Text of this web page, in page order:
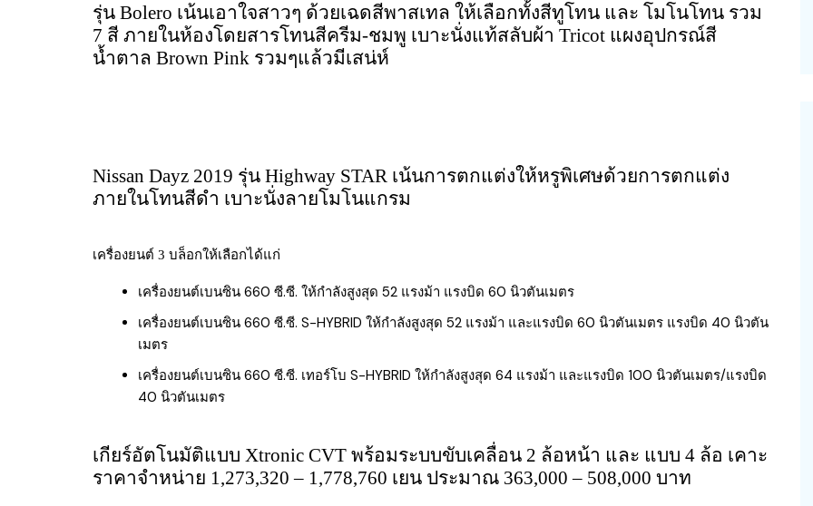
รุ่น Bolero เน้นเอาใจสาวๆ ด้วยเฉดสีพาสเทล ให้เลือกทั้งสีทูโทน และ โมโนโทน รวม
7 สี ภายในห้องโดยสารโทนสีครีม-ชมพู เบาะนั่งแท้สลับผ้า Tricot แผงอุปกรณ์สี
น้ำตาล Brown Pink รวมๆแล้วมีเสน่ห์
Nissan Dayz 2019 รุ่น Highway STAR เน้นการตกแต่งให้หรูพิเศษด้วยการตกแต่ง
ภายในโทนสีดำ เบาะนั่งลายโมโนแกรม
เครื่องยนต์ 3 บล็อกให้เลือกได้แก่
เครื่องยนต์เบนซิน 660 ซี.ซี. ให้กำลังสูงสุด 52 แรงม้า แรงบิด 60 นิวตันเมตร
เครื่องยนต์เบนซิน 660 ซี.ซี. S-HYBRID ให้กำลังสูงสุด 52 แรงม้า และแรงบิด 60 นิวตันเมตร แรงบิด 40 นิวตัน
เมตร
เครื่องยนต์เบนซิน 660 ซี.ซี. เทอร์โบ S-HYBRID ให้กำลังสูงสุด 64 แรงม้า และแรงบิด 100 นิวตันเมตร/แรงบิด
40 นิวตันเมตร
เกียร์อัตโนมัติแบบ Xtronic CVT พร้อมระบบขับเคลื่อน 2 ล้อหน้า และ แบบ 4 ล้อ เคาะ
ราคาจำหน่าย 1,273,320 – 1,778,760 เยน ประมาณ 363,000 – 508,000 บาท